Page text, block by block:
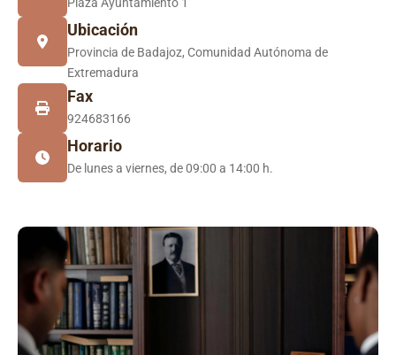
Ubicación
Provincia de Badajoz, Comunidad Autónoma de
Extremadura
Fax
924683166
Horario
De lunes a viernes, de 09:00 a 14:00 h.